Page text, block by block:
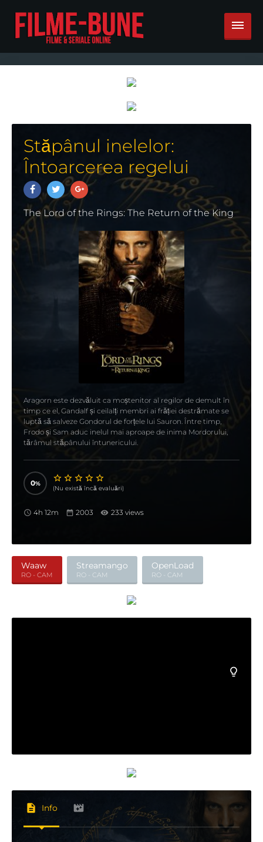
Stăpânul inelelor:
Întoarcerea regelui
The Lord of the Rings: The Return of the King
Aragorn este dezvăluit ca moștenitor al regilor de demult în
timp ce el, Gandalf și ceilalți membri ai frăției destrămate se
luptă să salveze Gondorul de forțele lui Sauron. Între timp,
Frodo și Sam aduc inelul mai aproape de inima Mordorului,
tărâmul stăpânului întunericului.
0
(Nu există încă evaluări)
4h 12m 2003 233 views
Waaw
RO - CAM
Streamango
RO - CAM
OpenLoad
RO - CAM
Info